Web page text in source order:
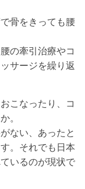
骨をきっても腰
の牽引治療やコ
サージを繰り返
こなったり、コ
。
ない、あったと
。それでも日本
いるのが現状で